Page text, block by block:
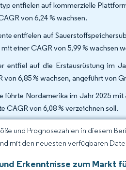
entfielen auf kommerzielle
von 6,24 % wachsen.
entfielen auf
einer CAGR von 5,99 % wachsen
entfiel auf die Erstausrüstung im
von 6,85 % wachsen, angeführt von
führte Nordamerika im Jahr 2025
CAGR von 6,08 % verzeichnen soll.
und Prognosezahlen in diesem
mit den neuesten verfügbaren
Erkenntnisse zum Markt